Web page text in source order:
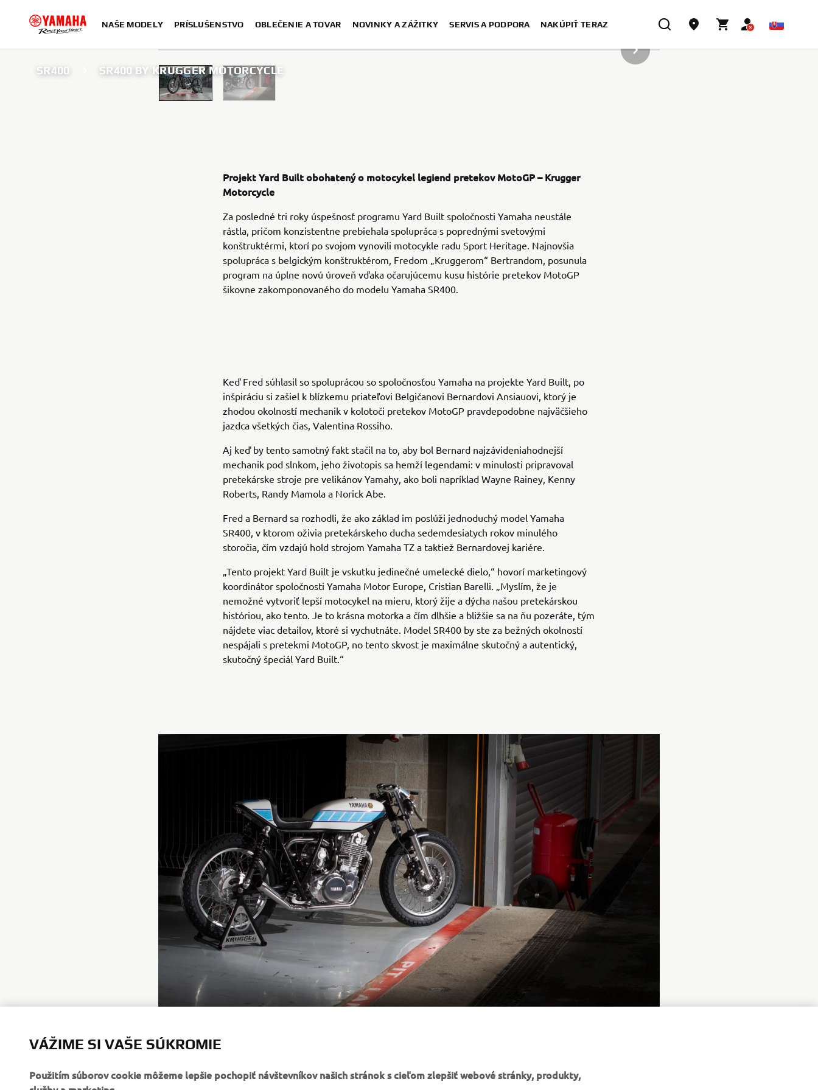
NAŠE MODELY PRÍSLUŠENSTVO OBLEČENIE A TOVAR NOVINKY A ZÁŽITKY SERVIS A PODPORA NAKÚPIŤ TERAZ
SR400 SR400 BY KRUGGER MOTORCYCLE
NASLEDUJÚCA POLOŽKA GALÉRIE
Projekt Yard Built obohatený o motocykel legiend pretekov MotoGP – Krugger
Motorcycle
Za posledné tri roky úspešnosť programu Yard Built spoločnosti Yamaha neustále
rástla, pričom konzistentne prebiehala spolupráca s poprednými svetovými
konštruktérmi, ktorí po svojom vynovili motocykle radu Sport Heritage. Najnovšia
spolupráca s belgickým konštruktérom, Fredom „Kruggerom“ Bertrandom, posunula
program na úplne novú úroveň vďaka očarujúcemu kusu histórie pretekov MotoGP
šikovne zakomponovaného do modelu Yamaha SR400.
Keď Fred súhlasil so spoluprácou so spoločnosťou Yamaha na projekte Yard Built, po
inšpiráciu si zašiel k blízkemu priateľovi Belgičanovi Bernardovi Ansiauovi, ktorý je
zhodou okolností mechanik v kolotoči pretekov MotoGP pravdepodobne najväčšieho
jazdca všetkých čias, Valentina Rossiho.
Aj keď by tento samotný fakt stačil na to, aby bol Bernard najzávideniahodnejší
mechanik pod slnkom, jeho životopis sa hemží legendami: v minulosti pripravoval
pretekárske stroje pre velikánov Yamahy, ako boli napríklad Wayne Rainey, Kenny
Roberts, Randy Mamola a Norick Abe.
Fred a Bernard sa rozhodli, že ako základ im poslúži jednoduchý model Yamaha
SR400, v ktorom oživia pretekárskeho ducha sedemdesiatych rokov minulého
storočia, čím vzdajú hold strojom Yamaha TZ a taktiež Bernardovej kariére.
„Tento projekt Yard Built je vskutku jedinečné umelecké dielo,“ hovorí marketingový
koordinátor spoločnosti Yamaha Motor Europe, Cristian Barelli. „Myslím, že je
nemožné vytvoriť lepší motocykel na mieru, ktorý žije a dýcha našou pretekárskou
históriou, ako tento. Je to krásna motorka a čím dlhšie a bližšie sa na ňu pozeráte, tým
nájdete viac detailov, ktoré si vychutnáte. Model SR400 by ste za bežných okolností
nespájali s pretekmi MotoGP, no tento skvost je maximálne skutočný a autentický,
skutočný špeciál Yard Built.“
VÁŽIME SI VAŠE SÚKROMIE
služby a marketing.